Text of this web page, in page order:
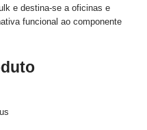
e destina-se a oficinas e
funcional ao componente